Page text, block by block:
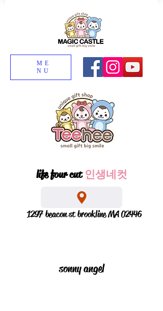
ME
NU
life four cut인생네컷
1297 beacon st brookline MA 02446
sonny angel